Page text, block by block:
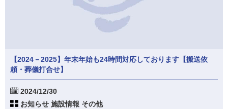
【2024－2025】年末年始も24時間対応しております【搬送依
頼・葬儀打合せ】
2024/12/30
お知らせ 施設情報 その他